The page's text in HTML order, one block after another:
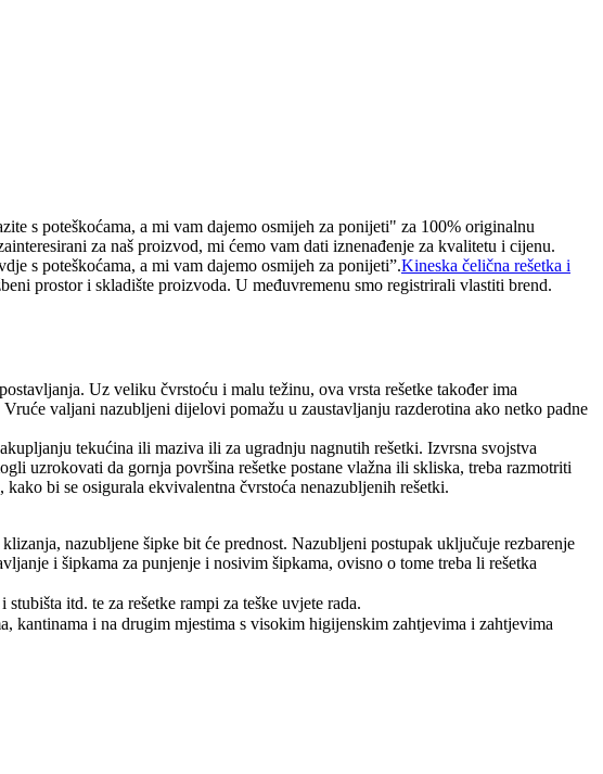
s poteškoćama, a mi vam dajemo osmijeh za ponijeti" za 100% originalnu
za naš proizvod, mi ćemo vam dati iznenađenje za kvalitetu i cijenu.
s poteškoćama, a mi vam dajemo osmijeh za ponijeti”.Kineska čelična rešetka i
prostor i skladište proizvoda. U međuvremenu smo registrirali vlastiti brend.
Uz veliku čvrstoću i malu težinu, ova vrsta rešetke također ima
valjani nazubljeni dijelovi pomažu u zaustavljanju razderotina ako netko padne
tekućina ili maziva ili za ugradnju nagnutih rešetki. Izvrsna svojstva
uzrokovati da gornja površina rešetke postane vlažna ili skliska, treba razmotriti
bi se osigurala ekvivalentna čvrstoća nenazubljenih rešetki.
nazubljene šipke bit će prednost. Nazubljeni postupak uključuje rezbarenje
i šipkama za punjenje i nosivim šipkama, ovisno o tome treba li rešetka
itd. te za rešetke rampi za teške uvjete rada.
i na drugim mjestima s visokim higijenskim zahtjevima i zahtjevima